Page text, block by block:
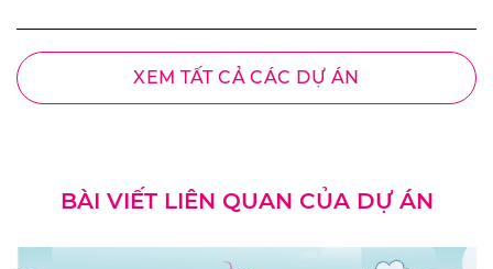
XEM TẤT CẢ CÁC DỰ ÁN
BÀI VIẾT LIÊN QUAN CỦA DỰ ÁN